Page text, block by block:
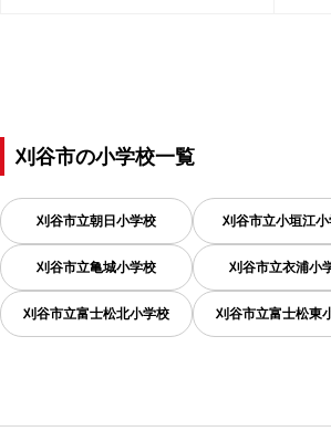
刈谷市の小学校一覧
刈谷市立朝日小学校 刈谷市立小垣江
刈谷市立亀城小学校 刈谷市立衣浦小
刈谷市立富士松北小学校 刈谷市立富士松東